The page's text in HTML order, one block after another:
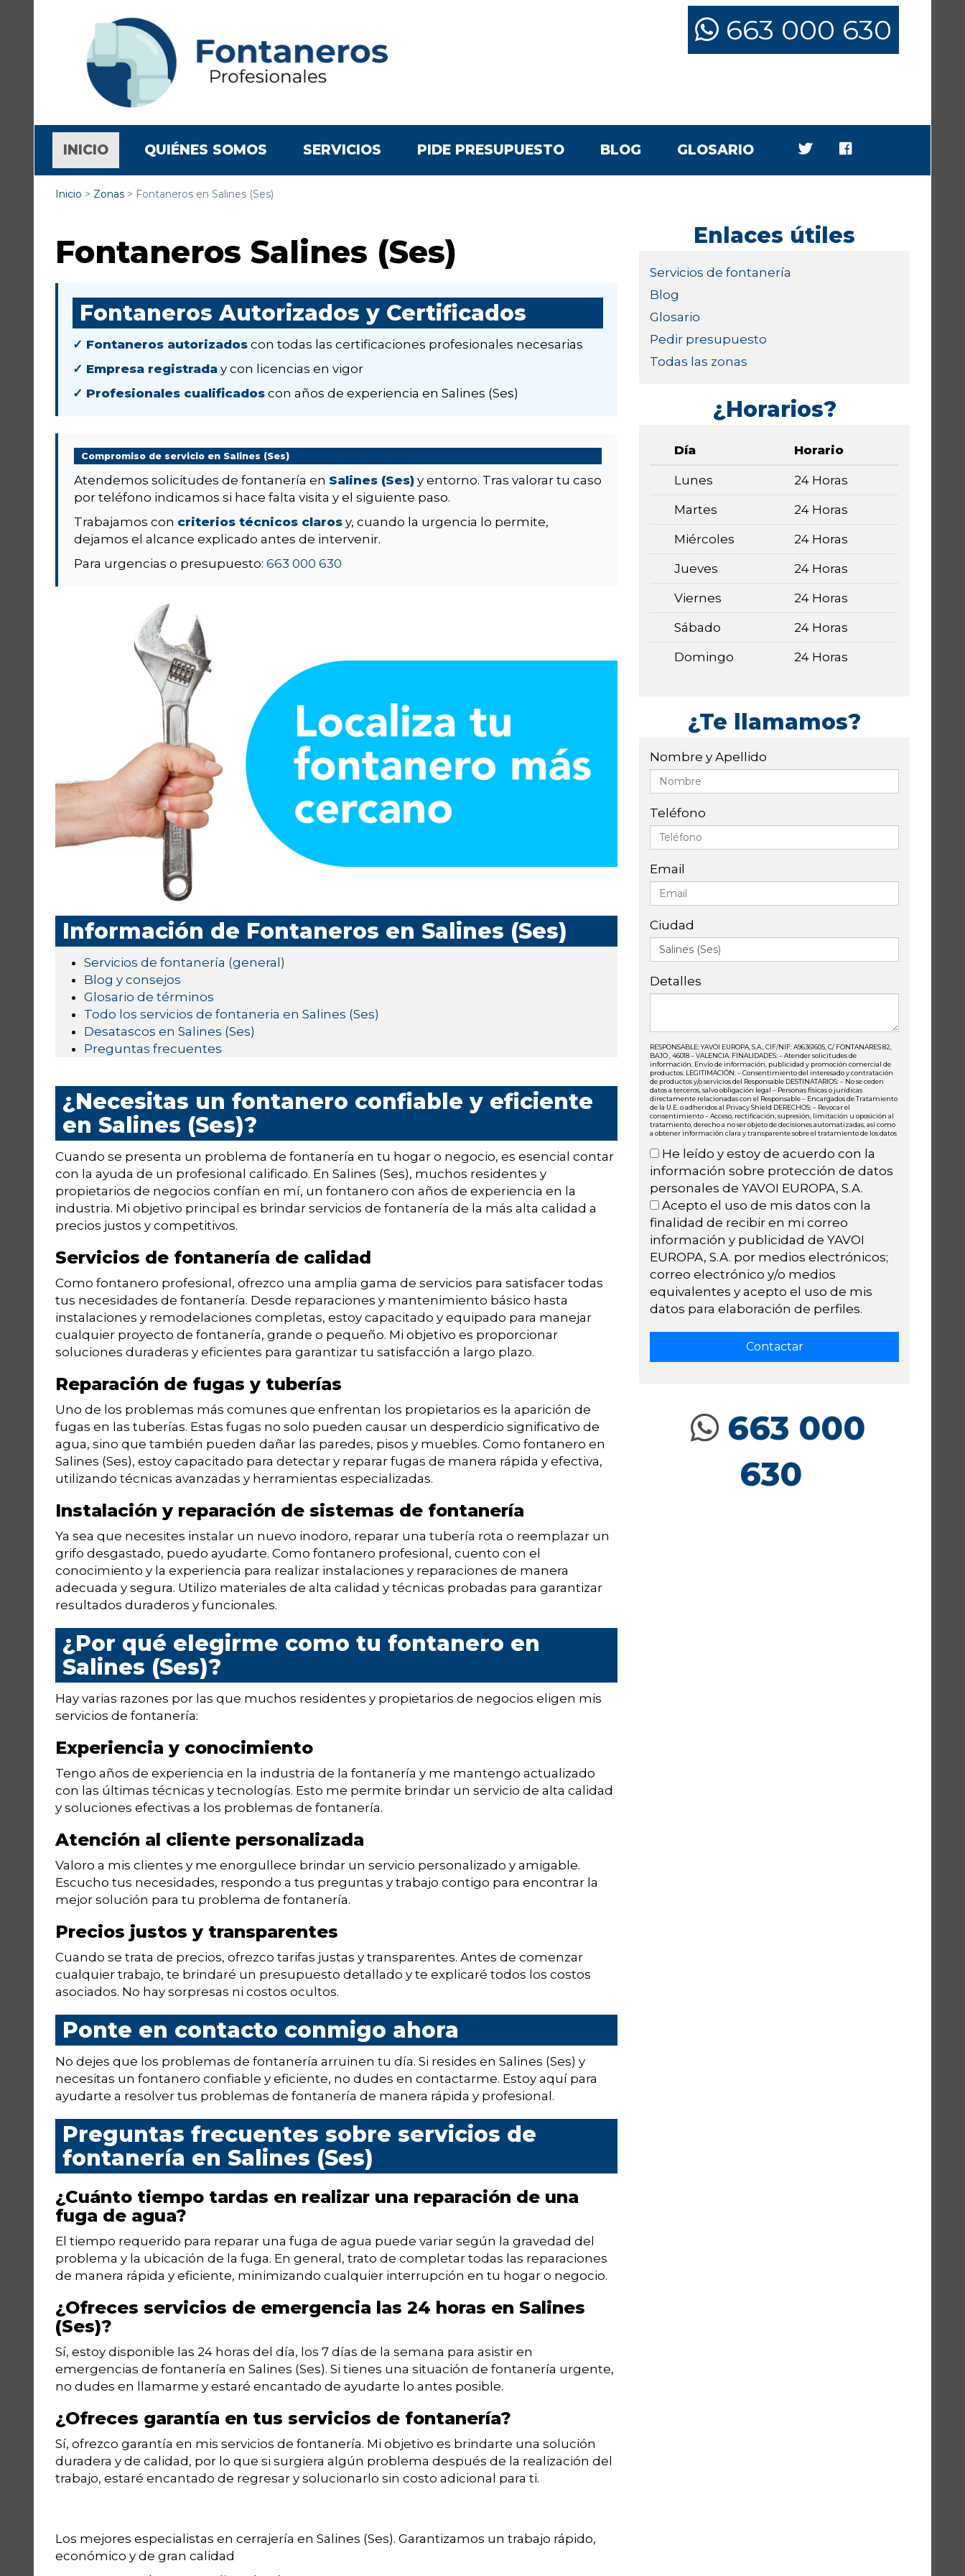
663 000 630
INICIO(CURRENT)
QUIÉNES SOMOS SERVICIOS PIDE PRESUPUESTO BLOG GLOSARIO
Inicio > Zonas > Fontaneros en Salines (Ses)
Fontaneros Salines (Ses)
Fontaneros Autorizados y Certificados
✓ Fontaneros autorizados con todas las certificaciones profesionales necesarias
✓ Empresa registrada y con licencias en vigor
✓ Profesionales cualificados con años de experiencia en Salines (Ses)
Compromiso de servicio en Salines (Ses)
Atendemos solicitudes de fontanería en Salines (Ses) y entorno. Tras valorar tu caso
por teléfono indicamos si hace falta visita y el siguiente paso.
Trabajamos con criterios técnicos claros y, cuando la urgencia lo permite,
dejamos el alcance explicado antes de intervenir.
Para urgencias o presupuesto: 663 000 630
Información de Fontaneros en Salines (Ses)
Servicios de fontanería (general)
Blog y consejos
Glosario de términos
Todo los servicios de fontaneria en Salines (Ses)
Desatascos en Salines (Ses)
Preguntas frecuentes
¿Necesitas un fontanero confiable y eficiente
en Salines (Ses)?
Cuando se presenta un problema de fontanería en tu hogar o negocio, es esencial contar
con la ayuda de un profesional calificado. En Salines (Ses), muchos residentes y
propietarios de negocios confían en mí, un fontanero con años de experiencia en la
industria. Mi objetivo principal es brindar servicios de fontanería de la más alta calidad a
precios justos y competitivos.
Servicios de fontanería de calidad
Como fontanero profesional, ofrezco una amplia gama de servicios para satisfacer todas
tus necesidades de fontanería. Desde reparaciones y mantenimiento básico hasta
instalaciones y remodelaciones completas, estoy capacitado y equipado para manejar
cualquier proyecto de fontanería, grande o pequeño. Mi objetivo es proporcionar
soluciones duraderas y eficientes para garantizar tu satisfacción a largo plazo.
Reparación de fugas y tuberías
Uno de los problemas más comunes que enfrentan los propietarios es la aparición de
fugas en las tuberías. Estas fugas no solo pueden causar un desperdicio significativo de
agua, sino que también pueden dañar las paredes, pisos y muebles. Como fontanero en
Salines (Ses), estoy capacitado para detectar y reparar fugas de manera rápida y efectiva,
utilizando técnicas avanzadas y herramientas especializadas.
Instalación y reparación de sistemas de fontanería
Ya sea que necesites instalar un nuevo inodoro, reparar una tubería rota o reemplazar un
grifo desgastado, puedo ayudarte. Como fontanero profesional, cuento con el
conocimiento y la experiencia para realizar instalaciones y reparaciones de manera
adecuada y segura. Utilizo materiales de alta calidad y técnicas probadas para garantizar
resultados duraderos y funcionales.
¿Por qué elegirme como tu fontanero en
Salines (Ses)?
Hay varias razones por las que muchos residentes y propietarios de negocios eligen mis
servicios de fontanería:
Experiencia y conocimiento
Tengo años de experiencia en la industria de la fontanería y me mantengo actualizado
con las últimas técnicas y tecnologías. Esto me permite brindar un servicio de alta calidad
y soluciones efectivas a los problemas de fontanería.
Atención al cliente personalizada
Valoro a mis clientes y me enorgullece brindar un servicio personalizado y amigable.
Escucho tus necesidades, respondo a tus preguntas y trabajo contigo para encontrar la
mejor solución para tu problema de fontanería.
Precios justos y transparentes
Cuando se trata de precios, ofrezco tarifas justas y transparentes. Antes de comenzar
cualquier trabajo, te brindaré un presupuesto detallado y te explicaré todos los costos
asociados. No hay sorpresas ni costos ocultos.
Ponte en contacto conmigo ahora
No dejes que los problemas de fontanería arruinen tu día. Si resides en Salines (Ses) y
necesitas un fontanero confiable y eficiente, no dudes en contactarme. Estoy aquí para
ayudarte a resolver tus problemas de fontanería de manera rápida y profesional.
Preguntas frecuentes sobre servicios de
fontanería en Salines (Ses)
¿Cuánto tiempo tardas en realizar una reparación de una
fuga de agua?
El tiempo requerido para reparar una fuga de agua puede variar según la gravedad del
problema y la ubicación de la fuga. En general, trato de completar todas las reparaciones
de manera rápida y eficiente, minimizando cualquier interrupción en tu hogar o negocio.
¿Ofreces servicios de emergencia las 24 horas en Salines
(Ses)?
Sí, estoy disponible las 24 horas del día, los 7 días de la semana para asistir en
emergencias de fontanería en Salines (Ses). Si tienes una situación de fontanería urgente,
no dudes en llamarme y estaré encantado de ayudarte lo antes posible.
¿Ofreces garantía en tus servicios de fontanería?
Sí, ofrezco garantía en mis servicios de fontanería. Mi objetivo es brindarte una solución
duradera y de calidad, por lo que si surgiera algún problema después de la realización del
trabajo, estaré encantado de regresar y solucionarlo sin costo adicional para ti.
Los mejores especialistas en cerrajería en Salines (Ses). Garantizamos un trabajo rápido,
económico y de gran calidad
Enlaces útiles
Servicios de fontanería
Blog
Glosario
Pedir presupuesto
Todas las zonas
¿Horarios?
Día Horario
Lunes 24 Horas
Martes 24 Horas
Miércoles 24 Horas
Jueves 24 Horas
Viernes 24 Horas
Sábado 24 Horas
Domingo 24 Horas
¿Te llamamos?
Nombre y Apellido
Teléfono
Email
Ciudad
Detalles
RESPONSABLE: YAVOI EUROPA, S.A., CIF/NIF: A96361605, C/ FONTANARES 82,
BAJO , 46018 – VALENCIA. FINALIDADES: – Atender solicitudes de
información. Envío de información, publicidad y promoción comercial de
productos. LEGITIMACIÓN: – Consentimiento del interesado y contratación
de productos y/o servicios del Responsable DESTINATARIOS: – No se ceden
datos a terceros, salvo obligación legal – Personas físicas o jurídicas
directamente relacionadas con el Responsable – Encargados de Tratamiento
de la U.E. o adheridos al Privacy Shield DERECHOS: – Revocar el
consentimiento – Acceso, rectificación, supresión, limitación u oposición al
tratamiento, derecho a no ser objeto de decisiones automatizadas, así como
a obtener información clara y transparente sobre el tratamiento de los datos
He leído y estoy de acuerdo con la
información sobre protección de datos
personales de YAVOI EUROPA, S.A.
Acepto el uso de mis datos con la
finalidad de recibir en mi correo
información y publicidad de YAVOI
EUROPA, S.A. por medios electrónicos;
correo electrónico y/o medios
equivalentes y acepto el uso de mis
datos para elaboración de perfiles.
663 000
630